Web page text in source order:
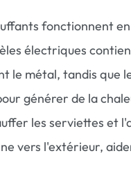
fonctionnent
électriques
le métal, tandis que
générer de la
les serviettes et
vers l'extérieur,